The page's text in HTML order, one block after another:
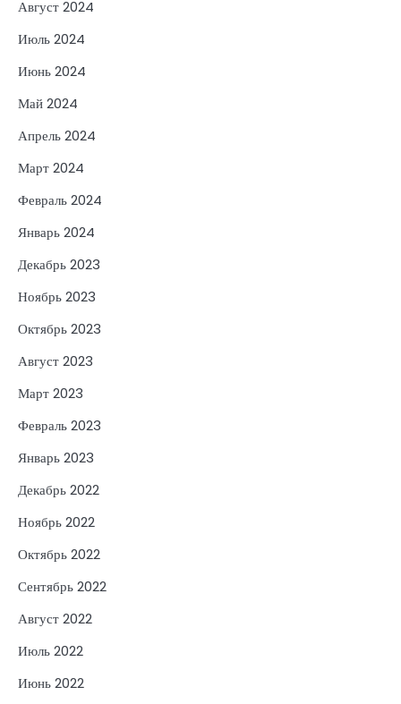
Август 2024
Июль 2024
Июнь 2024
Май 2024
Апрель 2024
Март 2024
Февраль 2024
Январь 2024
Декабрь 2023
Ноябрь 2023
Октябрь 2023
Август 2023
Март 2023
Февраль 2023
Январь 2023
Декабрь 2022
Ноябрь 2022
Октябрь 2022
Сентябрь 2022
Август 2022
Июль 2022
Июнь 2022